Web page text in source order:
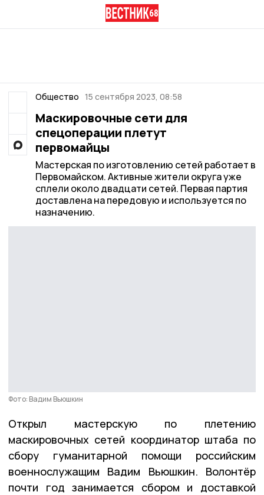
Общество 15 сентября 2023, 08:58
Маскировочные сети для
спецоперации плетут
первомайцы
Мастерская по изготовлению сетей работает в
Первомайском. Активные жители округа уже
сплели около двадцати сетей. Первая партия
доставлена на передовую и используется по
назначению.
Фото: Вадим Вьюшкин
Открыл мастерскую по плетению
маскировочных сетей координатор штаба по
сбору гуманитарной помощи российским
военнослужащим Вадим Вьюшкин. Волонтёр
почти год занимается сбором и доставкой